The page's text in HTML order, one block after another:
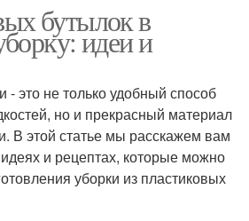
бутылок в
идеи и
- это не только удобный способ
но и прекрасный материал
В этой статье мы расскажем вам
и рецептах, которые можно
уборки из пластиковых